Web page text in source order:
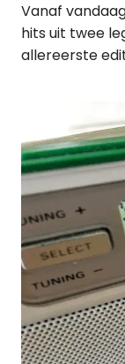
Vanaf
hits uit twee
allereerste